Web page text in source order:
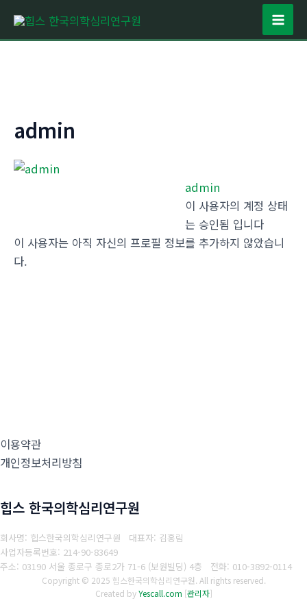
츠
Main
admin
admin
이 사용자의 계정 상태
는 승인됨 입니다
이 사용자는 아직 자신의 프로필 정보를 추가하지 않았습니
다.
이용약관
개인정보처리방침
힙스 한국의학심리연구원
회사명: 힙스한국의학심리연구원 대표자: 김홍림
사업자등록번호: 214-90-83649
주소: 03190 서울 종로구 종로2가 71-6 (보원빌딩) 4층 전화: 010-3892-0114
Copyright © 2025 힙스한국의학심리연구원. All rights reserved.
Created byYescall.com [관리자]